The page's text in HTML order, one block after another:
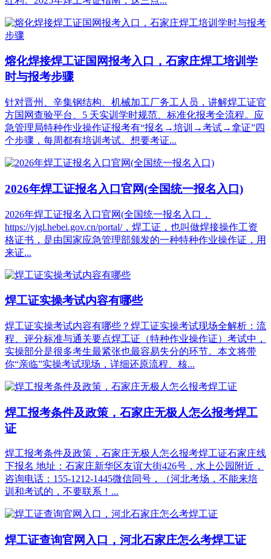
熔化焊接焊工证国网报考入口，石家庄焊工培训学
时与报考步骤
针对晋州、辛集钢结构、机械加工厂务工人员，讲解焊工证官
方国网查验平台、5 天实训学时规范、标准化报考全流程。应
急管理局特种作业操作证报考有“报名→培训→考试→拿证”四
个步骤，每周都有培训考试。想要考证...
2026年焊工证报名入口官网(全国统一报名入口)
2026年焊工证报名入口官网(全国统一报名入口，
https://yjgl.hebei.gov.cn/portal/，焊工证，也叫做焊接操作工资
格证书，是由国家应急管理部颁发的一种特种作业操作证，用
来证...
焊工证实操考试内容有哪些
焊工证实操考试内容有哪些？焊工证实操考试现场全解析：流
程、评分标准与通关要点焊工证（特种作业操作证）考试中，
实操部分是很多考生最紧张也最容易失分的环节。本文将带
你“亲临”实操考试现场，详细还原流程、核...
焊工报考条件及政策，石家庄无极人怎么报考焊工
证
焊工报考条件及政策，石家庄无极人怎么报考焊工证石家庄线
下报名 地址：石家庄新华区友谊大街426号，水上公园附近，
咨询电话：155-1212-1445微信同号，（河北考场，不能来培
训和考试的，不要联系！...
焊工证查询官网入口，河北石家庄怎么考焊工证